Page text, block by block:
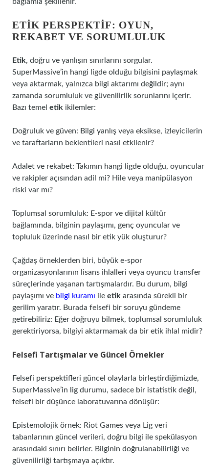
ETIK PERSPEKTIF: OYUN,
REKABET VE SORUMLULUK
Etik, doğru ve yanlışın sınırlarını sorgular.
SuperMassive’in hangi ligde olduğu bilgisini paylaşmak
veya aktarmak, yalnızca bilgi aktarımı değildir; aynı
zamanda sorumluluk ve güvenilirlik sorunlarını içerir.
Bazı temel etik ikilemler:
Doğruluk ve güven: Bilgi yanlış veya eksikse, izleyicilerin
ve taraftarların beklentileri nasıl etkilenir?
Adalet ve rekabet: Takımın hangi ligde olduğu, oyuncular
ve rakipler açısından adil mi? Hile veya manipülasyon
riski var mı?
Toplumsal sorumluluk: E-spor ve dijital kültür
bağlamında, bilginin paylaşımı, genç oyuncular ve
topluluk üzerinde nasıl bir etik yük oluşturur?
Çağdaş örneklerden biri, büyük e-spor
organizasyonlarının lisans ihlalleri veya oyuncu transfer
süreçlerinde yaşanan tartışmalardır. Bu durum, bilgi
paylaşımı ve bilgi kuramı ile etik arasında sürekli bir
gerilim yaratır. Burada felsefi bir soruyu gündeme
getirebiliriz: Eğer doğruyu bilmek, toplumsal sorumluluk
gerektiriyorsa, bilgiyi aktarmamak da bir etik ihlal midir?
Felsefi Tartışmalar ve Güncel Örnekler
Felsefi perspektifleri güncel olaylarla birleştirdiğimizde,
SuperMassive’in lig durumu, sadece bir istatistik değil,
felsefi bir düşünce laboratuvarına dönüşür:
Epistemolojik örnek: Riot Games veya Lig veri
tabanlarının güncel verileri, doğru bilgi ile spekülasyon
arasındaki sınırı belirler. Bilginin doğrulanabilirliği ve
güvenilirliği tartışmaya açıktır.